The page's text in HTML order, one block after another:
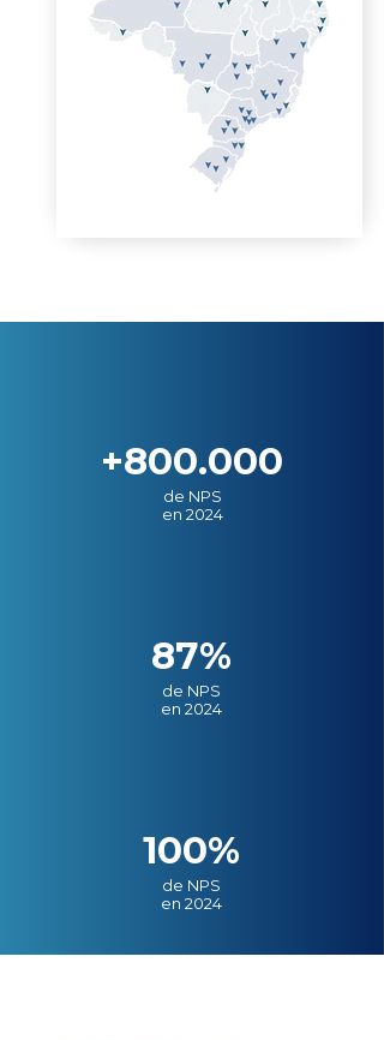
+800.000
de NPS
en 2024
87%
de NPS
en 2024
100%
de NPS
en 2024